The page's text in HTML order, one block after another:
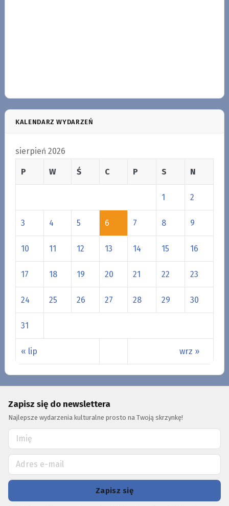
KALENDARZ WYDARZEŃ
sierpień 2026
P W Ś C P S N
« lip wrz »
1 2
3 4 5 6 7 8 9
10 11 12 13 14 15 16
17 18 19 20 21 22 23
24 25 26 27 28 29 30
31
Zapisz się do newslettera
Najlepsze wydarzenia kulturalne prosto na Twoją skrzynkę!
Zapisz się